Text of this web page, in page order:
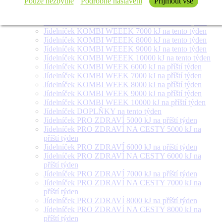
týden
Jídelníček KOMBI WEEEK 7000 kJ na tento týden
Jídelníček KOMBI WEEEK 8000 kJ na tento týden
Jídelníček KOMBI WEEEK 9000 kJ na tento týden
Jídelníček KOMBI WEEEK 10000 kJ na tento týden
Jídelníček KOMBI WEEK 6000 kJ na příští týden
Jídelníček KOMBI WEEK 7000 kJ na příští týden
Jídelníček KOMBI WEEK 8000 kJ na příští týden
Jídelníček KOMBI WEEK 9000 kJ na příští týden
Jídelníček KOMBI WEEK 10000 kJ na příští týden
Jídelníček DOPLŇKY na tento týden
Jídelníček PRO ZDRAVÍ 5000 kJ na příští týden
Jídelníček PRO ZDRAVÍ NA CESTY 5000 kJ na
příští týden
Jídelníček PRO ZDRAVÍ 6000 kJ na příští týden
Jídelníček PRO ZDRAVÍ NA CESTY 6000 kJ na
příští týden
Jídelníček PRO ZDRAVÍ 7000 kJ na příští týden
Jídelníček PRO ZDRAVÍ NA CESTY 7000 kJ na
příští týden
Jídelníček PRO ZDRAVÍ 8000 kJ na příští týden
Jídelníček PRO ZDRAVÍ NA CESTY 8000 kJ na
příští týden